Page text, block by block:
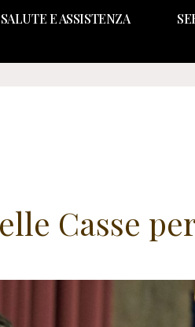
SALUTE E ASSISTENZA
Casse